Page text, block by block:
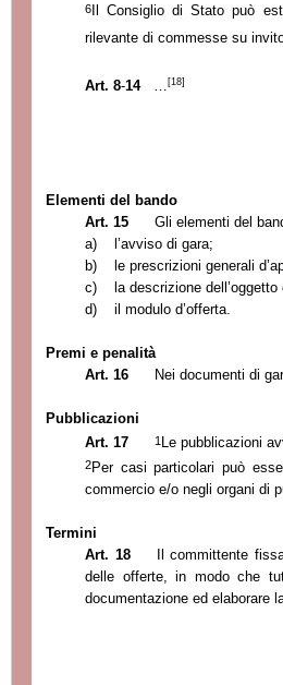
6
Il Consiglio di Stato può
rilevante di commesse su
Art. 8-14 …[18]
Elementi del bando
Art. 15
Gli elementi del
a)
l’avviso di gara;
b)
le prescrizioni generali
c)
la descrizione
d)
il modulo d’offerta.
Premi e penalità
Art. 16
Nei documenti di
Pubblicazioni
Art. 17
1Le pubblicazioni
2Per casi particolari può
commercio e/o negli organi di
Termini
Art. 18
Il committente
delle offerte, in modo che
documentazione ed elaborare